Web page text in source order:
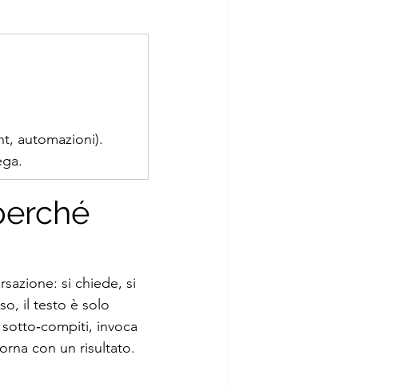
automazioni).
si chiede, si
il testo è solo
invoca
con un risultato.